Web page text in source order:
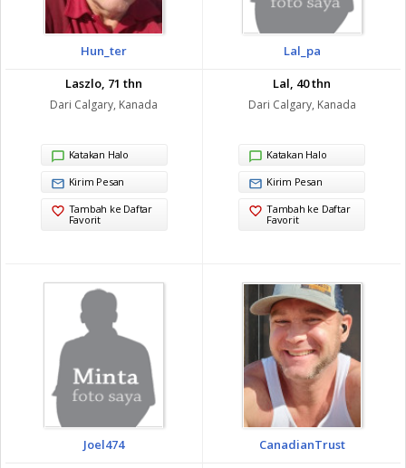
Hun_ter
Laszlo, 71 thn
Dari Calgary, Kanada
Katakan Halo
Kirim Pesan
Tambah ke Daftar
Favorit
Lal_pa
Lal, 40 thn
Dari Calgary, Kanada
Katakan Halo
Kirim Pesan
Tambah ke Daftar
Favorit
Joel474
CanadianTrust